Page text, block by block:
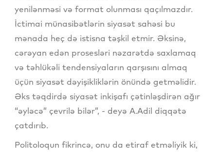
yenilənməsi və format olunması qaçılmazdır.
İctimai münasibətlərin siyasət sahəsi bu
mənada heç də istisna təşkil etmir. Əksinə,
cərəyan edən prosesləri nəzarətdə saxlamaq
və təhlükəli tendensiyaların qarşısını almaq
üçün siyasət dəyişikliklərin önündə getməlidir.
Əks təqdirdə siyasət inkişafı çətinləşdirən ağır
“əyləcə” çevrilə bilər”, - deyə A.Adil diqqətə
çatdırıb.
Politoloqun fikrincə, onu da etiraf etməliyik ki,